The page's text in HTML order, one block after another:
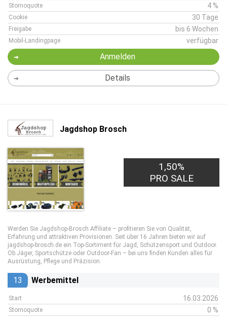
Stornoquote 4 %
Cookie 30 Tage
Freigabe bis 6 Wochen
Mobil-Landingpage verfügbar
Anmelden
Details
Jagdshop Brosch
1,50%
PRO SALE
Werden Sie Jagdshop-Brosch Affiliate – profitieren Sie von Qualität,
Erfahrung und attraktiven Provisionen. Seit über 16 Jahren bieten wir auf
jagdshop-brosch.de ein Top-Sortiment für Jagd, Schützensport und Outdoor.
Ob Jäger, Sportschütze oder Outdoor-Fan – bei uns finden Kunden alles für
Ausrüstung, Pflege und Präzision.
13 Werbemittel
Start 16.03.2026
Stornoquote 0 %